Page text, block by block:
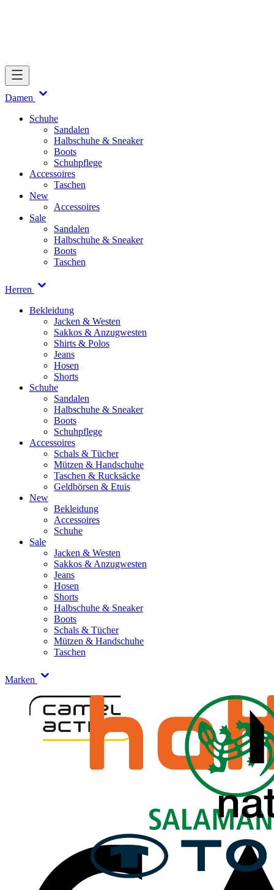
Damen
Schuhe
Sandalen
Halbschuhe & Sneaker
Boots
Schuhpflege
Accessoires
Taschen
New
Accessoires
Sale
Sandalen
Halbschuhe & Sneaker
Boots
Taschen
Herren
Bekleidung
Jacken & Westen
Sakkos & Anzugwesten
Shirts & Polos
Jeans
Hosen
Shorts
Schuhe
Sandalen
Halbschuhe & Sneaker
Boots
Schuhpflege
Accessoires
Schals & Tücher
Mützen & Handschuhe
Taschen & Rucksäcke
Geldbörsen & Etuis
New
Bekleidung
Accessoires
Schuhe
Sale
Jacken & Westen
Sakkos & Anzugwesten
Jeans
Hosen
Shorts
Halbschuhe & Sneaker
Boots
Schals & Tücher
Mützen & Handschuhe
Taschen
Marken